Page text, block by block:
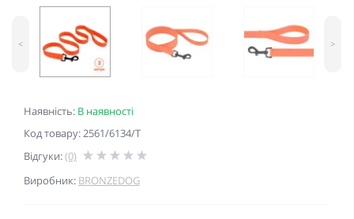
Наявність: В наявності
Код товару: 2561/6134/Т
Відгуки:(0)
Виробник: BRONZEDOG
< >